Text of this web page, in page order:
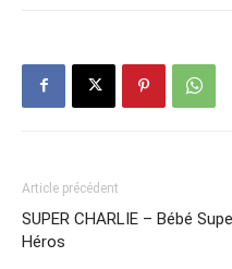
Article précédent
SUPER CHARLIE – Bébé
Héros